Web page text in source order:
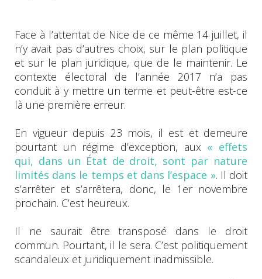
Face à l’attentat de Nice de ce même 14 juillet, il
n’y avait pas d’autres choix, sur le plan politique
et sur le plan juridique, que de le maintenir. Le
contexte électoral de l’année 2017 n’a pas
conduit à y mettre un terme et peut-être est-ce
là une première erreur.
En vigueur depuis 23 mois, il est et demeure
pourtant un régime d’exception, aux « effets
qui, dans un État de droit, sont par nature
limités dans le temps et dans l’espace ». Il doit
s’arrêter et s’arrêtera, donc, le 1er novembre
prochain. C’est heureux.
Il ne saurait être transposé dans le droit
commun. Pourtant, il le sera. C’est politiquement
scandaleux et juridiquement inadmissible.